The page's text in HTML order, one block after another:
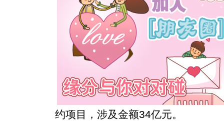
约项目，涉及金额34亿元。